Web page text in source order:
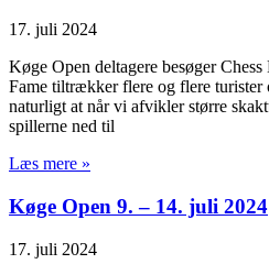
17. juli 2024
Køge Open deltagere besøger
Fame tiltrækker flere og flere turister
naturligt at når vi afvikler større
spillerne ned til
Læs mere »
Køge Open 9. – 14. juli 2024
17. juli 2024